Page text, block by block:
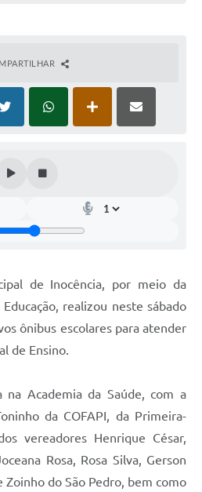
de Inocência, por meio da
realizou neste sábado
ônibus escolares para atender
de Ensino.
Academia da Saúde, com a
da COFAPI, da Primeira-
vereadores Henrique César,
Rosa, Rosa Silva, Gerson
Zoinho do São Pedro, bem como